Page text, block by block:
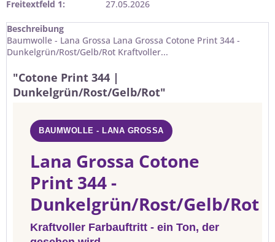
Freitextfeld 1:
27.05.2026
Beschreibung
Baumwolle - Lana Grossa Lana Grossa Cotone Print 344 -
Dunkelgrün/Rost/Gelb/Rot Kraftvoller...
"Cotone Print 344 |
Dunkelgrün/Rost/Gelb/Rot"
BAUMWOLLE - LANA GROSSA
Lana Grossa Cotone
Print 344 -
Dunkelgrün/Rost/Gelb/Rot
Kraftvoller Farbauftritt - ein Ton, der